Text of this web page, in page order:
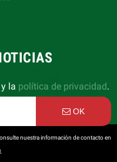
y la política de privacidad.
OK
nuestra información de contacto en